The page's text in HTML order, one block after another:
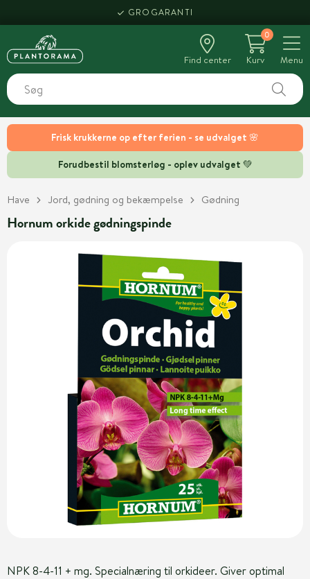
Frisk krukkerne op efter ferien - se udvalget 🌸
Forudbestil blomsterløg - oplev udvalget 💚
GROGARANTI
Find center
0
Kurv
Menu
Have Jord, gødning og bekæmpelse Gødning
Hornum orkide gødningspinde
NPK 8-4-11 + mg. Specialnæring til orkideer. Giver optimal